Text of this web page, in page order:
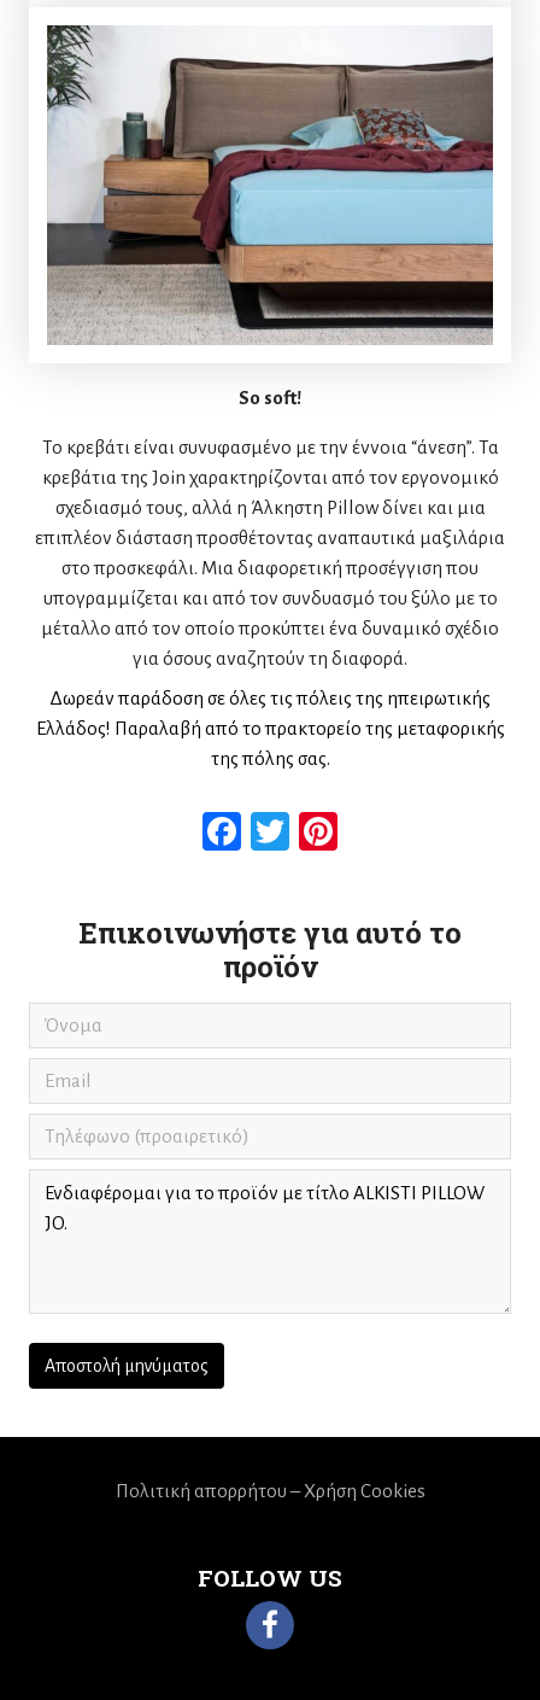
So soft!
Το κρεβάτι είναι συνυφασμένο με την έννοια “άνεση”. Τα
κρεβάτια της Join χαρακτηρίζονται από τον εργονομικό
σχεδιασμό τους, αλλά η Άλκηστη Pillow δίνει και μια
επιπλέον διάσταση προσθέτοντας αναπαυτικά μαξιλάρια
στο προσκεφάλι. Μια διαφορετική προσέγγιση που
υπογραμμίζεται και από τον συνδυασμό του ξύλο με το
μέταλλο από τον οποίο προκύπτει ένα δυναμικό σχέδιο
για όσους αναζητούν τη διαφορά.
Δωρεάν παράδοση σε όλες τις πόλεις της ηπειρωτικής
Ελλάδος! Παραλαβή από το πρακτορείο της μεταφορικής
της πόλης σας.
Facebook
Twitter
Επικοινωνήστε για αυτό το
προϊόν
FOLLOW US
Πολιτική απορρήτου – Χρήση Cookies